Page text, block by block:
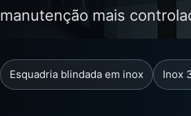
manutenção mais
Esquadria blindada em inox Inox